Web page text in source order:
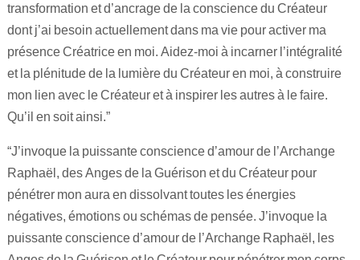
transformation et d’ancrage de la conscience du Créateur
dont j’ai besoin actuellement dans ma vie pour activer ma
présence Créatrice en moi. Aidez-moi à incarner l’intégralité
et la plénitude de la lumière du Créateur en moi, à construire
mon lien avec le Créateur et à inspirer les autres à le faire.
Qu’il en soit ainsi.”
“J’invoque la puissante conscience d’amour de l’Archange
Raphaël, des Anges de la Guérison et du Créateur pour
pénétrer mon aura en dissolvant toutes les énergies
négatives, émotions ou schémas de pensée. J’invoque la
puissante conscience d’amour de l’Archange Raphaël, les